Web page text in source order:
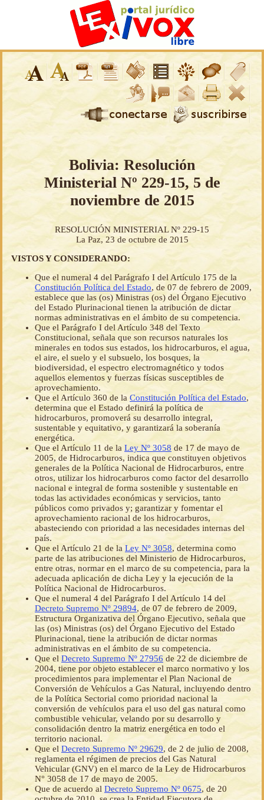
Bolivia: Resolución
Ministerial Nº 229-15, 5 de
noviembre de 2015
RESOLUCIÓN MINISTERIAL Nº 229-15
La Paz, 23 de octubre de 2015
VISTOS Y CONSIDERANDO:
Que el numeral 4 del Parágrafo I del Artículo 175 de la
Constitución Política del Estado, de 07 de febrero de 2009,
establece que las (os) Ministras (os) del Órgano Ejecutivo
del Estado Plurinacional tienen la atribución de dictar
normas administrativas en el ámbito de su competencia.
Que el Parágrafo I del Artículo 348 del Texto
Constitucional, señala que son recursos naturales los
minerales en todos sus estados, los hidrocarburos, el agua,
el aire, el suelo y el subsuelo, los bosques, la
biodiversidad, el espectro electromagnético y todos
aquellos elementos y fuerzas físicas susceptibles de
aprovechamiento.
Que el Artículo 360 de la Constitución Política del Estado,
determina que el Estado definirá la política de
hidrocarburos, promoverá su desarrollo integral,
sustentable y equitativo, y garantizará la soberanía
energética.
Que el Artículo 11 de la Ley Nº 3058 de 17 de mayo de
2005, de Hidrocarburos, indica que constituyen objetivos
generales de la Política Nacional de Hidrocarburos, entre
otros, utilizar los hidrocarburos como factor del desarrollo
nacional e integral de forma sostenible y sustentable en
todas las actividades económicas y servicios, tanto
públicos como privados y; garantizar y fomentar el
aprovechamiento racional de los hidrocarburos,
abasteciendo con prioridad a las necesidades internas del
país.
Que el Artículo 21 de la Ley Nº 3058, determina como
parte de las atribuciones del Ministerio de Hidrocarburos,
entre otras, normar en el marco de su competencia, para la
adecuada aplicación de dicha Ley y la ejecución de la
Política Nacional de Hidrocarburos.
Que el numeral 4 del Parágrafo I del Artículo 14 del
Decreto Supremo Nº 29894, de 07 de febrero de 2009,
Estructura Organizativa del Órgano Ejecutivo, señala que
las (os) Ministras (os) del Órgano Ejecutivo del Estado
Plurinacional, tiene la atribución de dictar normas
administrativas en el ámbito de su competencia.
Que elDecreto Supremo Nº 27956 de 22 de diciembre de
2004, tiene por objeto establecer el marco normativo y los
procedimientos para implementar el Plan Nacional de
Conversión de Vehículos a Gas Natural, incluyendo dentro
de la Política Sectorial como prioridad nacional la
conversión de vehículos para el uso del gas natural como
combustible vehicular, velando por su desarrollo y
consolidación dentro la matriz energética en todo el
territorio nacional.
Que el Decreto Supremo Nº 29629, de 2 de julio de 2008,
reglamenta el régimen de precios del Gas Natural
Vehicular (GNV) en el marco de la Ley de Hidrocarburos
N° 3058 de 17 de mayo de 2005.
Que de acuerdo al Decreto Supremo Nº 0675, de 20